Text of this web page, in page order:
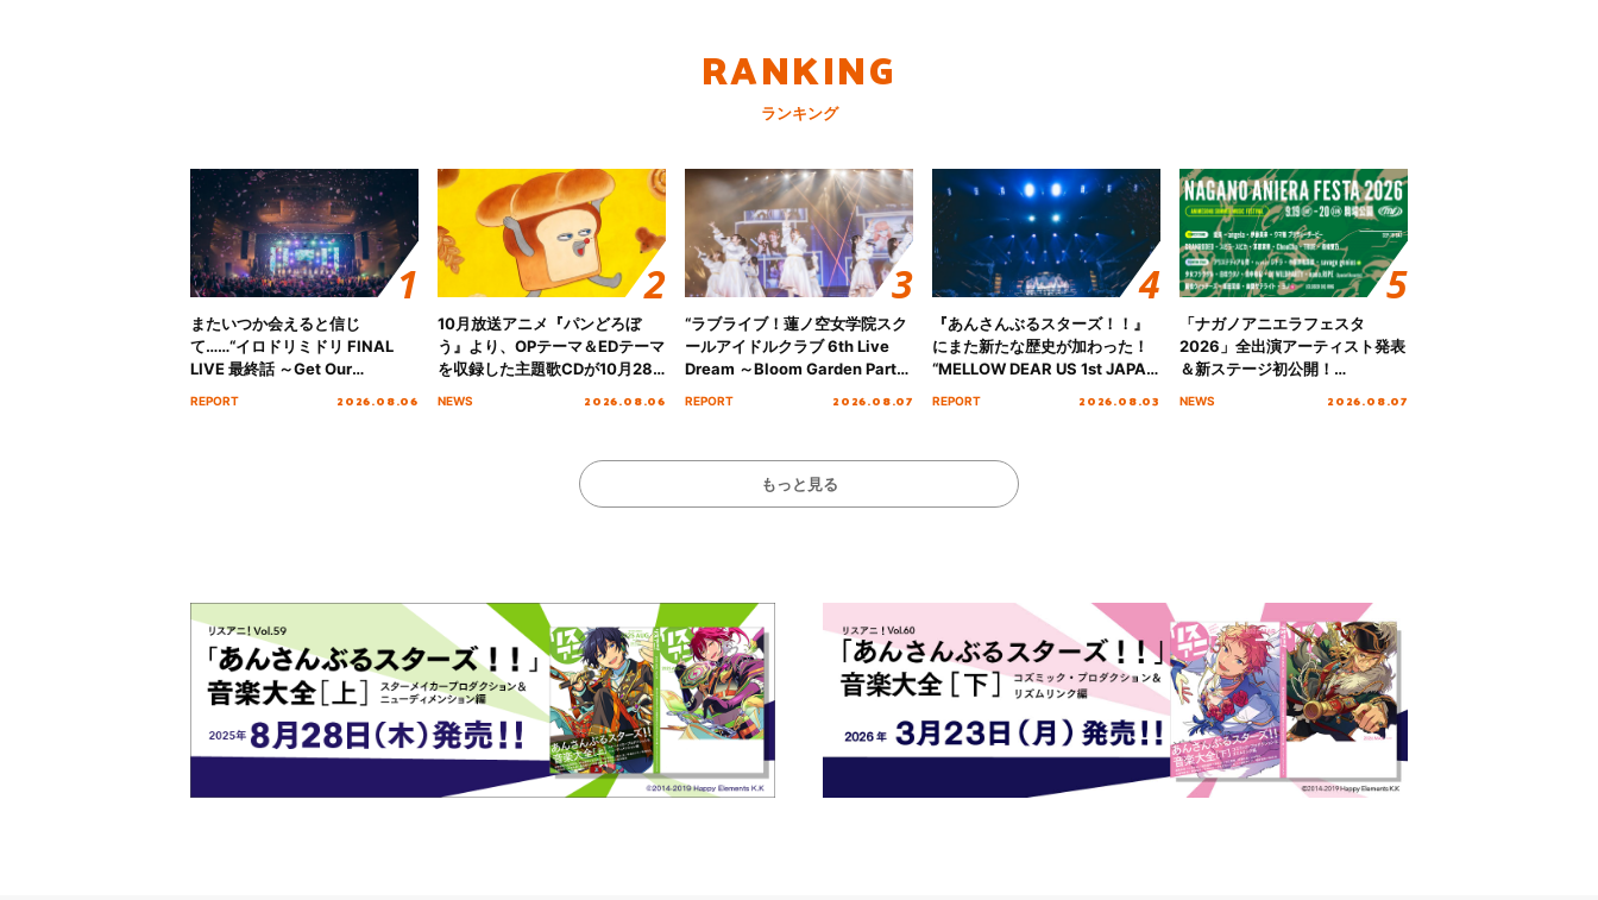
RANKING
ランキング
またいつか会えると信じ
て……“イロドリミドリ FINAL
LIVE 最終話 ～Get Our
MIRAI!!!!!!!!!!!!!!～”10年の活動
REPORT 2026.08.06
10月放送アニメ『パンどろぼ
う』より、OPテーマ＆EDテーマ
を収録した主題歌CDが10月28
日にリリース決定！
NEWS 2026.08.06
“ラブライブ！蓮ノ空女学院スク
ールアイドルクラブ 6th Live
Dream ～Bloom Garden Party
～ ＜Bloom Garden Party
REPORT 2026.08.07
『あんさんぶるスターズ！！』
にまた新たな歴史が加わった！
“MELLOW DEAR US 1st JAPAN
Tour Final「NICE to meet YOU
REPORT 2026.08.03
「ナガノアニエラフェスタ
2026」全出演アーティスト発表
＆新ステージ初公開！
GEARMANIAの参戦も決定し、
NEWS 2026.08.07
もっと見る